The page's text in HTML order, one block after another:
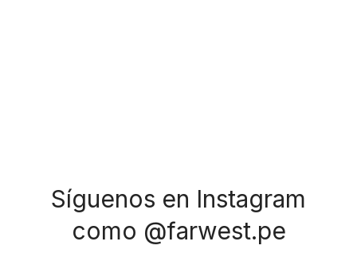
Síguenos en Instagram
como @farwest.pe